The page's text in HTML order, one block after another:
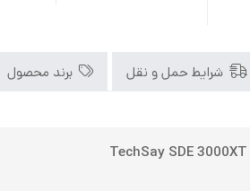
شرایط حمل و نقل برند محصول